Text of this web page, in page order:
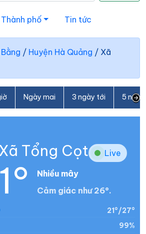
phố Tin tức
/ Huyện Hà Quảng / Xã
Ngày mai 3 ngày tới 5
Tổng Cọt Live
Nhiều mây
Cảm giác như 26°.
21°/27°
99%